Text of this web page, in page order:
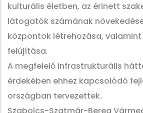
kulturális életben, az érinett
látogatók számának
központok létrehozása,
felújítása.
A megfelelő infrastrukturális
érdekében ehhez kapcsolódó
országban tervezettek.